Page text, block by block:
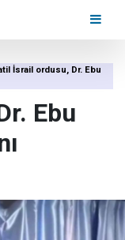
İsrail ordusu, Dr. Ebu
Ebu